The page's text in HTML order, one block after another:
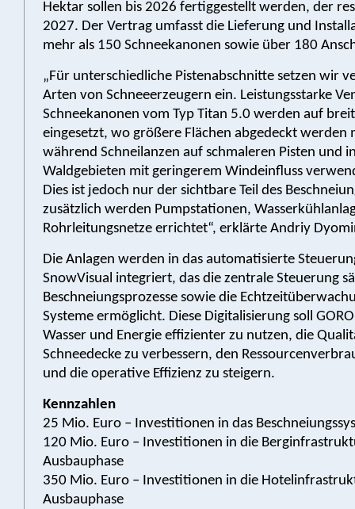
Hektar sollen bis 2026 fertiggestellt werden, der
2027. Der Vertrag umfasst die Lieferung und
mehr als 150 Schneekanonen sowie über 180
„Für unterschiedliche Pistenabschnitte setzen wir
Arten von Schneeerzeugern ein. Leistungsstarke
Schneekanonen vom Typ Titan 5.0 werden auf
eingesetzt, wo größere Flächen abgedeckt werden
während Schneilanzen auf schmaleren Pisten und
Waldgebieten mit geringerem Windeinfluss
Dies ist jedoch nur der sichtbare Teil des
zusätzlich werden Pumpstationen,
Rohrleitungsnetze errichtet“, erklärte Andriy
Die Anlagen werden in das automatisierte
SnowVisual integriert, das die zentrale Steuerung
Beschneiungsprozesse sowie die
Systeme ermöglicht. Diese Digitalisierung soll
Wasser und Energie effizienter zu nutzen, die
Schneedecke zu verbessern, den
und die operative Effizienz zu steigern.
Kennzahlen
25 Mio. Euro – Investitionen in das
120 Mio. Euro – Investitionen in die
Ausbauphase
350 Mio. Euro – Investitionen in die
Ausbauphase